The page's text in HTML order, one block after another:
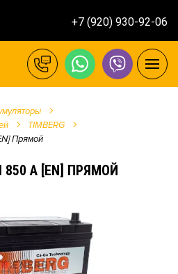
+7 (920) 930-92-06
TIMBERG
Прямой
850 А [EN] ПРЯМОЙ